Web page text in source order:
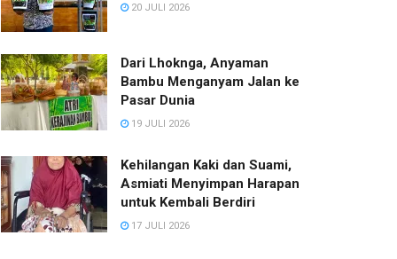
20 JULI 2026
Dari Lhoknga, Anyaman
Bambu Menganyam Jalan ke
Pasar Dunia
19 JULI 2026
Kehilangan Kaki dan Suami,
Asmiati Menyimpan Harapan
untuk Kembali Berdiri
17 JULI 2026